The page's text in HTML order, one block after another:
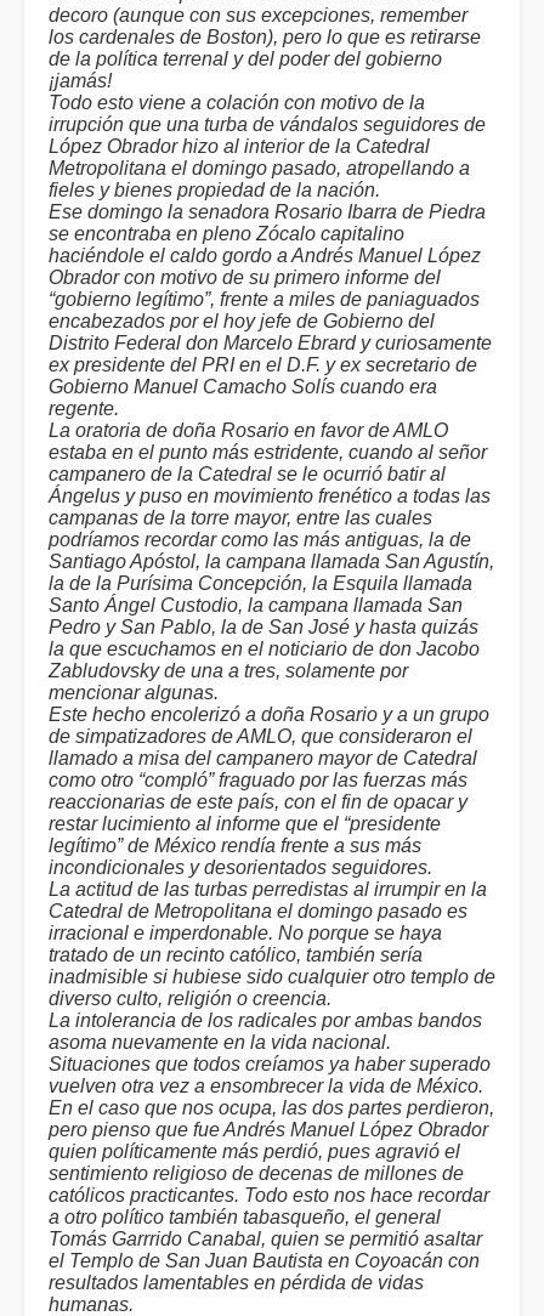
decoro (aunque con sus excepciones, remember
los cardenales de Boston), pero lo que es retirarse
de la política terrenal y del poder del gobierno
¡jamás!
Todo esto viene a colación con motivo de la
irrupción que una turba de vándalos seguidores de
López Obrador hizo al interior de la Catedral
Metropolitana el domingo pasado, atropellando a
fieles y bienes propiedad de la nación.
Ese domingo la senadora Rosario Ibarra de Piedra
se encontraba en pleno Zócalo capitalino
haciéndole el caldo gordo a Andrés Manuel López
Obrador con motivo de su primero informe del
“gobierno legítimo”, frente a miles de paniaguados
encabezados por el hoy jefe de Gobierno del
Distrito Federal don Marcelo Ebrard y curiosamente
ex presidente del PRI en el D.F. y ex secretario de
Gobierno Manuel Camacho Solís cuando era
regente.
La oratoria de doña Rosario en favor de AMLO
estaba en el punto más estridente, cuando al señor
campanero de la Catedral se le ocurrió batir al
Ángelus y puso en movimiento frenético a todas las
campanas de la torre mayor, entre las cuales
podríamos recordar como las más antiguas, la de
Santiago Apóstol, la campana llamada San Agustín,
la de la Purísima Concepción, la Esquila llamada
Santo Ángel Custodio, la campana llamada San
Pedro y San Pablo, la de San José y hasta quizás
la que escuchamos en el noticiario de don Jacobo
Zabludovsky de una a tres, solamente por
mencionar algunas.
Este hecho encolerizó a doña Rosario y a un grupo
de simpatizadores de AMLO, que consideraron el
llamado a misa del campanero mayor de Catedral
como otro “compló” fraguado por las fuerzas más
reaccionarias de este país, con el fin de opacar y
restar lucimiento al informe que el “presidente
legítimo” de México rendía frente a sus más
incondicionales y desorientados seguidores.
La actitud de las turbas perredistas al irrumpir en la
Catedral de Metropolitana el domingo pasado es
irracional e imperdonable. No porque se haya
tratado de un recinto católico, también sería
inadmisible si hubiese sido cualquier otro templo de
diverso culto, religión o creencia.
La intolerancia de los radicales por ambas bandos
asoma nuevamente en la vida nacional.
Situaciones que todos creíamos ya haber superado
vuelven otra vez a ensombrecer la vida de México.
En el caso que nos ocupa, las dos partes perdieron,
pero pienso que fue Andrés Manuel López Obrador
quien políticamente más perdió, pues agravió el
sentimiento religioso de decenas de millones de
católicos practicantes. Todo esto nos hace recordar
a otro político también tabasqueño, el general
Tomás Garrrido Canabal, quien se permitió asaltar
el Templo de San Juan Bautista en Coyoacán con
resultados lamentables en pérdida de vidas
humanas.